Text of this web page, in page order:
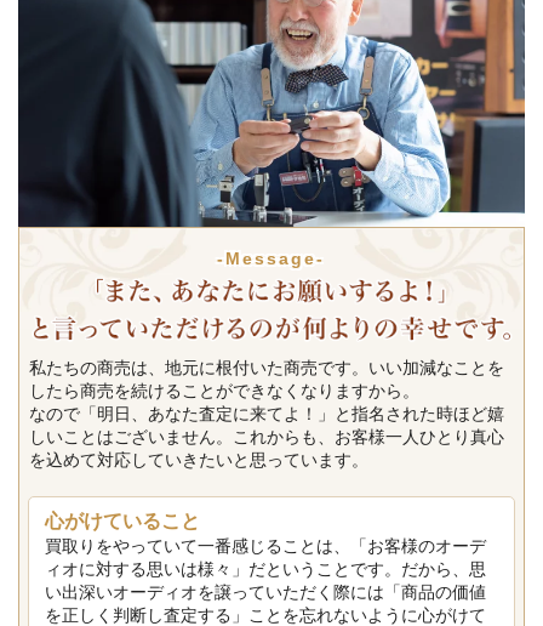
-Message-
私たちの商売は、地元に根付いた商売です。いい加減なことを
したら商売を続けることができなくなりますから。
なので「明日、あなた査定に来てよ！」と指名された時ほど嬉
しいことはございません。これからも、お客様一人ひとり真心
を込めて対応していきたいと思っています。
心がけていること
買取りをやっていて一番感じることは、「お客様のオーデ
ィオに対する思いは様々」だということです。だから、思
い出深いオーディオを譲っていただく際には「商品の価値
を正しく判断し査定する」ことを忘れないように心がけて